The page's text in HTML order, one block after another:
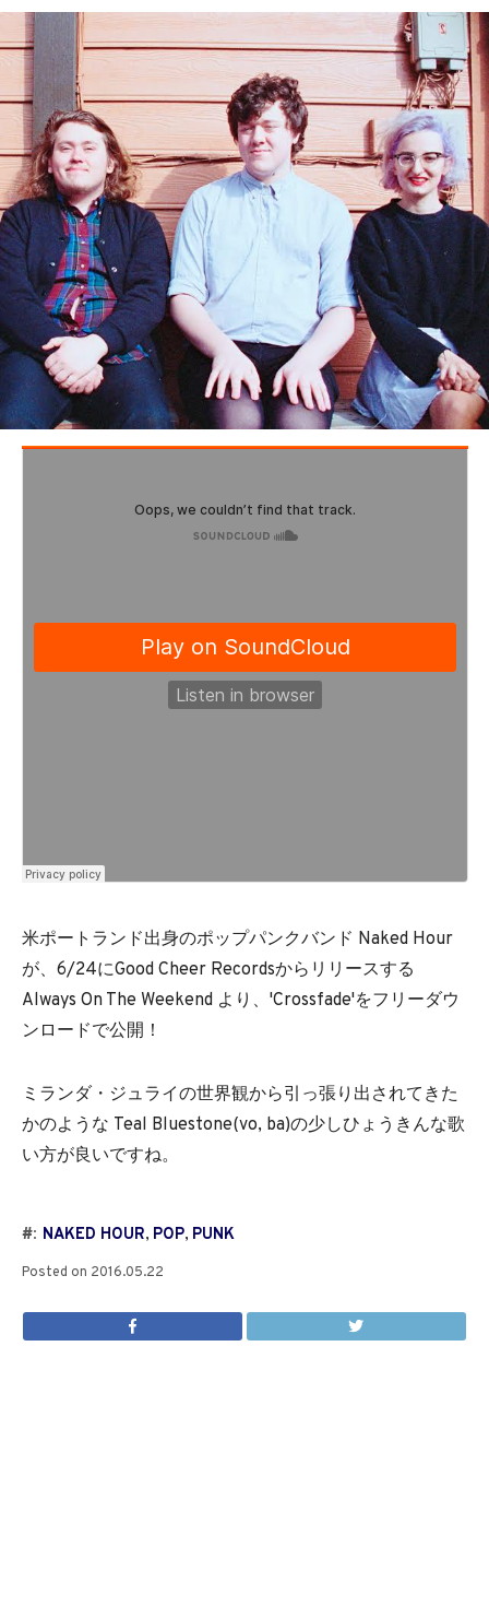
米ポートランド出身のポップパンクバンド Naked Hour
が、6/24にGood Cheer Recordsからリリースする
Always On The Weekend より、'Crossfade'をフリーダウ
ンロードで公開！
ミランダ・ジュライの世界観から引っ張り出されてきた
かのような Teal Bluestone(vo, ba)の少しひょうきんな歌
い方が良いですね。
#: NAKED HOUR, POP, PUNK
Posted on 2016.05.22